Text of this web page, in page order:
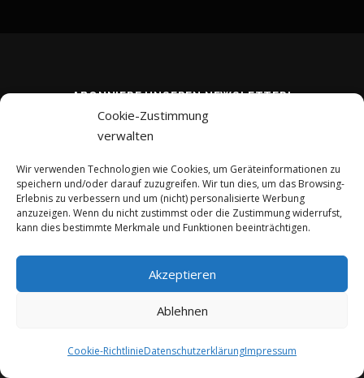
Cookie-Zustimmung
verwalten
Wir verwenden Technologien wie Cookies, um Geräteinformationen zu
speichern und/oder darauf zuzugreifen. Wir tun dies, um das Browsing-
Erlebnis zu verbessern und um (nicht) personalisierte Werbung
anzuzeigen. Wenn du nicht zustimmst oder die Zustimmung widerrufst,
kann dies bestimmte Merkmale und Funktionen beeinträchtigen.
Akzeptieren
Ablehnen
Cookie-RichtlinieDatenschutzerklärungImpressum
ABONNIERE UNSEREN NEWSLETTER!